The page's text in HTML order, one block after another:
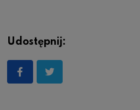
Udostępnij: